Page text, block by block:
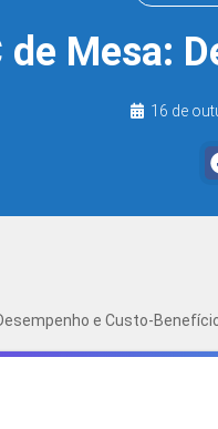
de Mesa:
16 de
e Custo-